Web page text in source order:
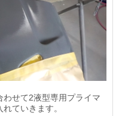
せて2液型専用プライマ
ていきます。